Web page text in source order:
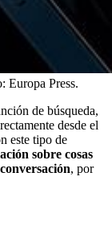
Europa Press.
de búsqueda,
desde el
este tipo de
sobre cosas
, por